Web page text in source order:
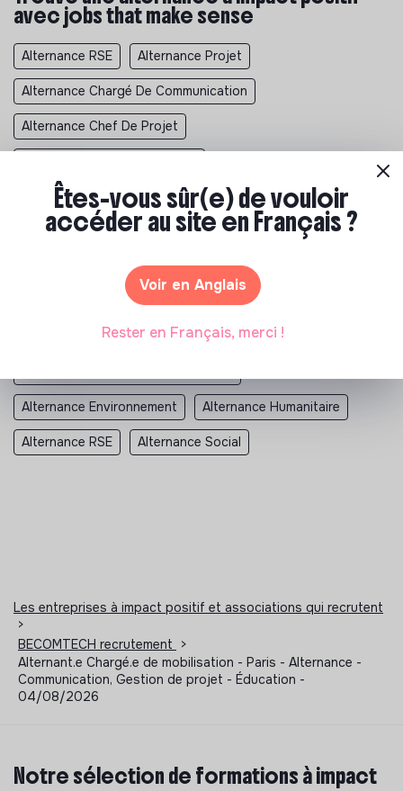
avec jobs that make sense
Alternance RSE Alternance Projet
Alternance Chargé De Communication
Alternance Chef De Projet
Alternance Directeur Communication
Alternance Chargé De Projet
Alternance Chef De Projet Communication
Alternance Project Manager
Alternance Directeur De Projet Alternance Association
Alternance Environnement Alternance Humanitaire
Alternance RSE Alternance Social
Les entreprises à impact positif et associations qui recrutent
>
BECOMTECH recrutement
>
Alternant.e Chargé.e de mobilisation - Paris - Alternance -
Communication, Gestion de projet - Éducation -
04/08/2026
Notre sélection de formations à impact
Êtes-vous sûr(e) de vouloir
accéder au site en Français ?
Voir en Anglais
Rester en Français, merci !